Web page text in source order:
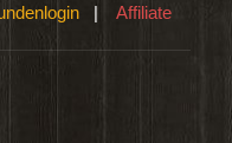
| Affiliate